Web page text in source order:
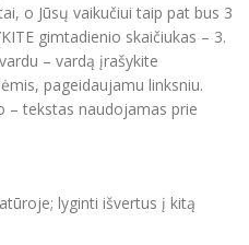
o Jūsų vaikučiui taip pat bus 3
gimtadienio skaičiukas – 3.
– vardą įrašykite
pageidaujamu linksniu.
– tekstas naudojamas prie
lyginti išvertus į kitą